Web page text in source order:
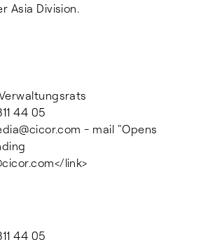
Asia Division.
44 05
- mail "Opens
link>
44 05